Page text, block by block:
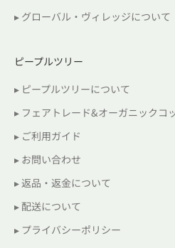
▸ グローバル・ヴィレッジについて
ピープルツリー
▸ ピープルツリーについて
▸ フェアトレード&オーガニックコ
▸ ご利用ガイド
▸ お問い合わせ
▸ 返品・返金について
▸ 配送について
▸ プライバシーポリシー